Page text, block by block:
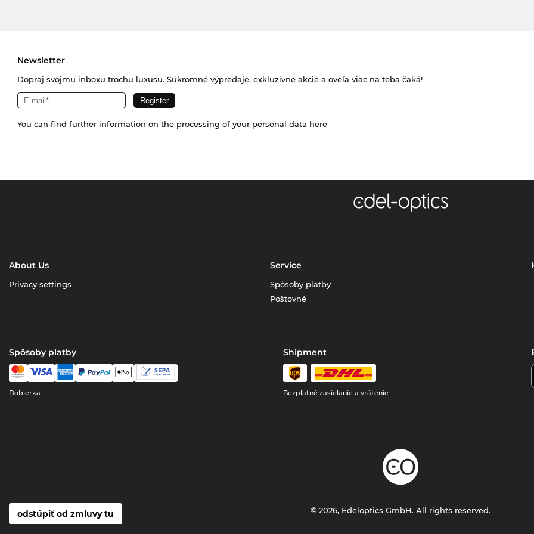
Newsletter
Dopraj svojmu inboxu trochu luxusu. Súkromné výpredaje, exkluzívne akcie a oveľa viac na teba čaká!
You can find further information on the processing of your personal data here
About Us
Privacy settings
Service
Spôsoby platby
Poštovné
Spôsoby platby
Dobierka
Shipment
Bezplatné zasielanie a vrátenie
odstúpiť od zmluvy tu © 2026, Edeloptics GmbH. All rights reserved.